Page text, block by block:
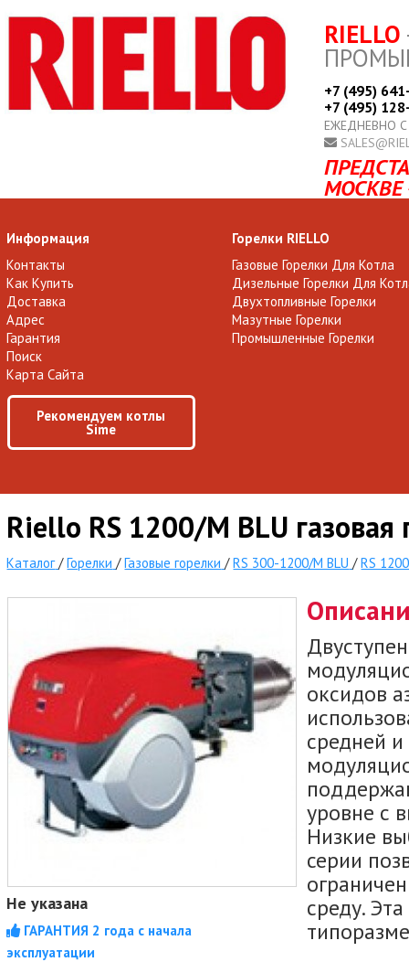
RIELLO
+7 (495)
+7 (495)
ЕЖЕДНЕВНО
МОСКВЕ
Информация
Контакты
Как Купить
Доставка
Адрес
Гарантия
Поиск
Карта Сайта
Рекомендуем котлы
Sime
Горелки RIELLO
Газовые Горелки Для Котла
Дизельные Горелки Для
Двухтопливные Горелки
Мазутные Горелки
Промышленные Горелки
Riello RS 1200/M BLU
Каталог /Горелки /Газовые горелки /RS 300-1200/M BLU /RS
Не указана
ГАРАНТИЯ 2 года с начала
эксплуатации
оксидов
средней
уровне с
Низкие
серии
среду.